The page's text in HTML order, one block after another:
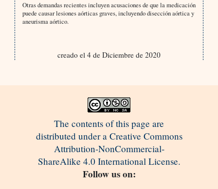
Otras demandas recientes incluyen acusaciones de que la medicación
puede causar lesiones aórticas graves, incluyendo disección aórtica y
aneurisma aórtico.
creado el 4 de Diciembre de 2020
The contents of this page are
distributed under a Creative Commons
Attribution-NonCommercial-
ShareAlike 4.0 International License.
Follow us on: